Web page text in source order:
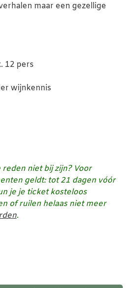
maar een gezellige
12 pers
wijnkennis
niet bij zijn? Voor
geldt: tot 21 dagen vóór
je je ticket kosteloos
of ruilen helaas niet meer
.